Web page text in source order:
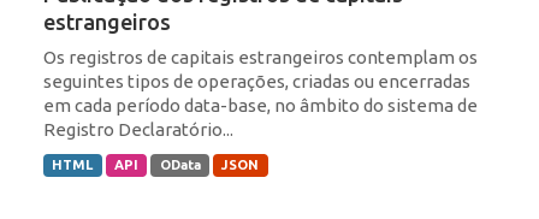
estrangeiros
Os registros de capitais estrangeiros contemplam os
seguintes tipos de operações, criadas ou encerradas
em cada período data-base, no âmbito do sistema de
Registro Declaratório...
HTML API OData JSON